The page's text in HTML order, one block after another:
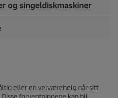
og singeldiskmaskiner
eller en velværehelg når sitt